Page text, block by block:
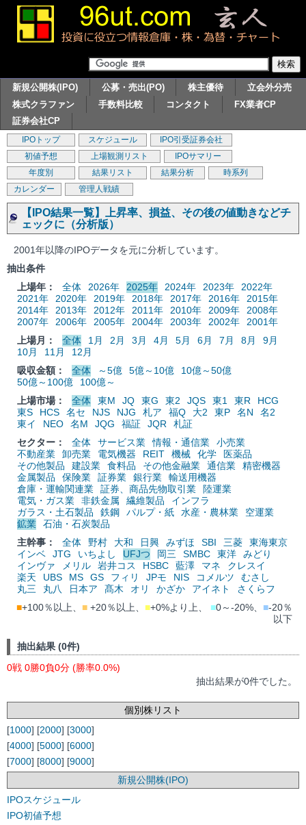
新規公開株(IPO) 公募・売出(PO) 株主優待
立会外分売
株式クラファン
手数料比較 コンタクト
FX業者CP
証券会社CP
IPOトップ スケジュール
IPO引受証券会社
初値予想
上場観測リスト
IPOサマリー
年度別
結果リスト 結果分析
時系列
カレンダー
管理人戦績
【IPO結果一覧】上昇率、損益、その後の値動きなどチ
ェックに（分析版）
2001年以降のIPOデータを元に分析しています。
抽出条件
上場年：
全体 2026年 2025年 2024年 2023年
2022年
2021年
2020年 2019年 2018年 2017年 2016年
2015年
2014年
2013年 2012年 2011年 2010年 2009年
2008年
2007年
2006年 2005年 2004年 2003年 2002年
2001年
上場月：
全体 1月 2月 3月 4月 5月 6月 7月 8月
9月
10月
11月
12月
吸収金額：
全体 ～5億 5億～10億
10億～50億
50億～100億
100億～
上場市場：
全体 東M JQ 東G 東2 JQS 東1 東R
HCG
東S
HCS 名セ NJS NJG 札ア 福Q 大2 東P 名N
名2
東イ
NEO 名M JQG 福証 JQR
札証
セクター：
全体 サービス業 情報・通信業
小売業
不動産業
卸売業 電気機器 REIT 機械 化学
医薬品
その他製品
建設業 食料品 その他金融業 通信業
精密機器
金属製品
保険業 証券業 銀行業
輸送用機器
倉庫・運輸関連業
証券、商品先物取引業
陸運業
電気・ガス業
非鉄金属 繊維製品
インフラ
ガラス・土石製品
鉄鋼 パルプ・紙 水産・農林業
空運業
鉱業
石油・石炭製品
主幹事：
全体 野村 大和 日興 みずほ SBI 三菱
東海東京
インベ
JTG いちよし UFJつ 岡三 SMBC 東洋
みどり
インヴァ
メリル 岩井コス HSBC 藍澤 マネ
クレスイ
楽天
UBS MS GS フィリ JPモ NIS コメルツ
むさし
丸三
丸八 日本ア 髙木 オリ かざか アイネト
さくらフ
■+100％以上、 ■ +20％以上、 ■+0%より上、 ■0～-20%、 ■-20％
以下
抽出結果 (0件)
0戦 0勝0負0分 (勝率0.0%)
抽出結果が0件でした。
個別株リスト
[1000] [2000] [3000]
[4000] [5000] [6000]
[7000] [8000] [9000]
新規公開株(IPO)
IPOスケジュール
IPO初値予想